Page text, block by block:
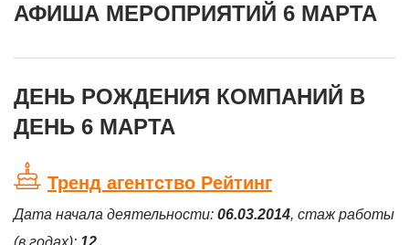
АФИША МЕРОПРИЯТИЙ 6 МАРТА
ДЕНЬ РОЖДЕНИЯ КОМПАНИЙ В
ДЕНЬ 6 МАРТА
Тренд агентство Рейтинг
Дата начала деятельности: 06.03.2014, стаж работы
(в годах): 12